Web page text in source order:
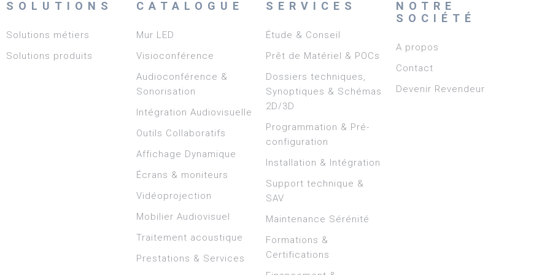
SOLUTIONS
Solutions métiers
Solutions produits
CATALOGUE
Mur LED
Visioconférence
Audioconférence &
Sonorisation
Intégration Audiovisuelle
Outils Collaboratifs
Affichage Dynamique
Écrans & moniteurs
Vidéoprojection
Mobilier Audiovisuel
Traitement acoustique
Prestations & Services
SERVICES
Étude & Conseil
Prêt de Matériel & POCs
Dossiers techniques,
Synoptiques & Schémas
2D/3D
Programmation & Pré-
configuration
Installation & Intégration
Support technique &
SAV
Maintenance Sérénité
Formations &
Certifications
NOTRE
SOCIÉTÉ
A propos
Contact
Devenir Revendeur